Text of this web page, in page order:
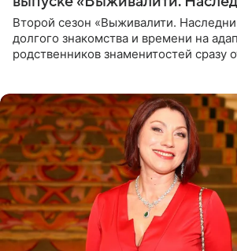
Второй сезон «Выживалити.
долгого знакомства и времени на
родственников знаменитостей сразу